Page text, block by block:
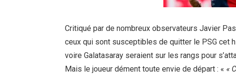
Critiqué par de nombreux observateurs Javier
ceux qui sont susceptibles de quitter le PSG cet
voire Galatasaray seraient sur les rangs pour
Mais le joueur dément toute envie de départ : « «